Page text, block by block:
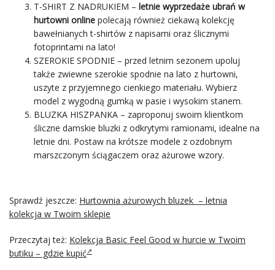
T-SHIRT Z NADRUKIEM – letnie wyprzedaże ubrań w
hurtowni online polecają również ciekawą kolekcję
bawełnianych t-shirtów z napisami oraz ślicznymi
fotoprintami na lato!
SZEROKIE SPODNIE – przed letnim sezonem upoluj
także zwiewne szerokie spodnie na lato z hurtowni,
uszyte z przyjemnego cienkiego materiału. Wybierz
model z wygodną gumką w pasie i wysokim stanem.
BLUZKA HISZPANKA – zaproponuj swoim klientkom
śliczne damskie bluzki z odkrytymi ramionami, idealne na
letnie dni. Postaw na krótsze modele z ozdobnym
marszczonym ściągaczem oraz ażurowe wzory.
Sprawdź jeszcze: Hurtownia ażurowych bluzek – letnia
kolekcja w Twoim sklepie
Przeczytaj też: Kolekcja Basic Feel Good w hurcie w Twoim
butiku – gdzie kupić